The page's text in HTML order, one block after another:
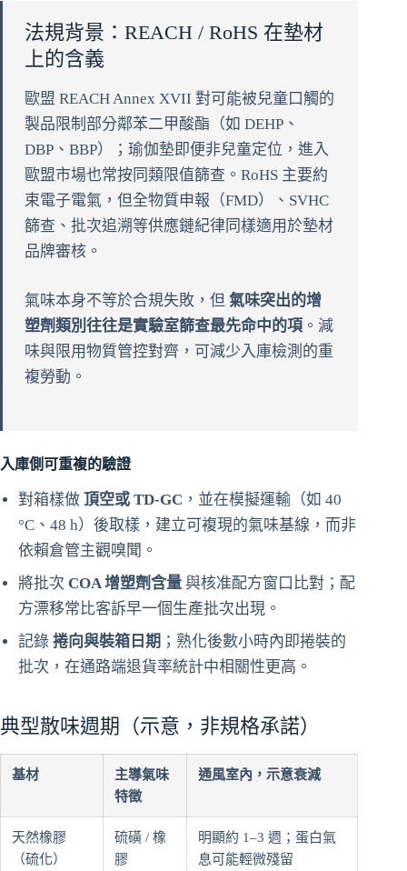
法規背景：REACH / RoHS 在墊材
上的含義
歐盟 REACH Annex XVII 對可能被兒童口觸的
製品限制部分鄰苯二甲酸酯（如 DEHP、
DBP、BBP）；瑜伽墊即便非兒童定位，進入
歐盟市場也常按同類限值篩查。RoHS 主要約
束電子電氣，但全物質申報（FMD）、SVHC
篩查、批次追溯等供應鏈紀律同樣適用於墊材
品牌審核。
氣味本身不等於合規失敗，但 氣味突出的增
塑劑類別往往是實驗室篩查最先命中的項 。減
味與限用物質管控對齊，可減少入庫檢測的重
複勞動。
入庫側可重複的驗證
對箱樣做 頂空或 TD-GC ，並在模擬運輸（如 40
°C、48 h）後取樣，建立可複現的氣味基線，而非
依賴倉管主觀嗅聞。
將批次 COA 增塑劑含量 與核准配方窗口比對；配
方漂移常比客訴早一個生產批次出現。
記錄 捲向與裝箱日期 ；熟化後數小時內即捲裝的
批次，在通路端退貨率統計中相關性更高。
典型散味週期（示意，非規格承諾）
基材
主導氣味
特徵
通風室內，示意衰減
天然橡膠
（硫化）
硫磺 / 橡
膠
明顯約 1–3 週；蛋白氣
息可能輕微殘留